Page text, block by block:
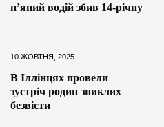
п’яний водій збив 14-річну
10 ЖОВТНЯ, 2025
В Іллінцях провели
зустріч родин зниклих
безвісти